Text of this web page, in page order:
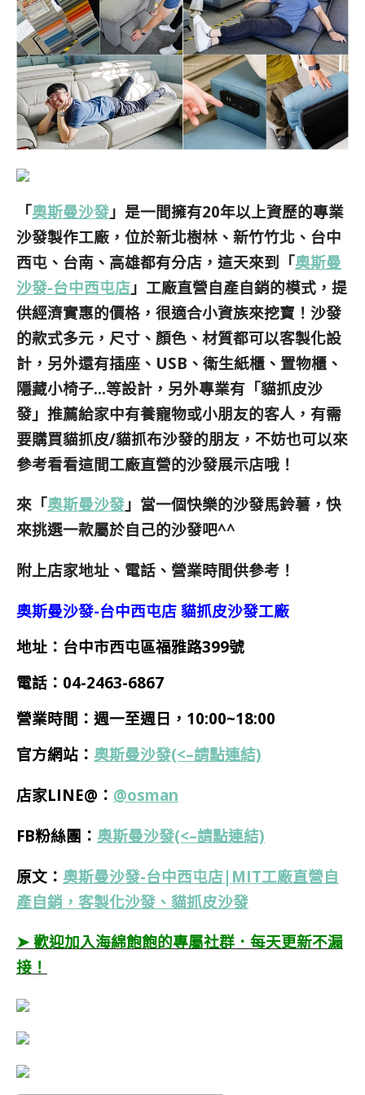
「奧斯曼沙發 」是一間擁有20年以上資歷的專業
沙發製作工廠，位於新北樹林、新竹竹北、台中
西屯、台南、高雄都有分店，這天來到「奧斯曼
沙發-台中西屯店 」工廠直營自產自銷的模式，提
供經濟實惠的價格，很適合小資族來挖寶！沙發
的款式多元，尺寸、顏色、材質都可以客製化設
計，另外還有插座、USB、衛生紙櫃、置物櫃、
隱藏小椅子…等設計，另外專業有「貓抓皮沙
發」推薦給家中有養寵物或小朋友的客人，有需
要購買貓抓皮/貓抓布沙發的朋友，不妨也可以來
參考看看這間工廠直營的沙發展示店哦！
來「奧斯曼沙發 」當一個快樂的沙發馬鈴薯，快
來挑選一款屬於自己的沙發吧^^
附上店家地址、電話、營業時間供參考！
奧斯曼沙發-台中西屯店 貓抓皮沙發工廠
地址：台中市西屯區福雅路399號
電話： 04-2463-6867
營業時間： 週一至週日，10:00~18:00
官方網站： 奧斯曼沙發(<–請點連結)
店家LINE@： @osman
FB粉絲團： 奧斯曼沙發(<–請點連結)
原文： 奧斯曼沙發-台中西屯店|MIT工廠直營自
產自銷，客製化沙發、貓抓皮沙發
➤ 歡迎加入海綿飽飽的專屬社群．每天更新不漏
接！